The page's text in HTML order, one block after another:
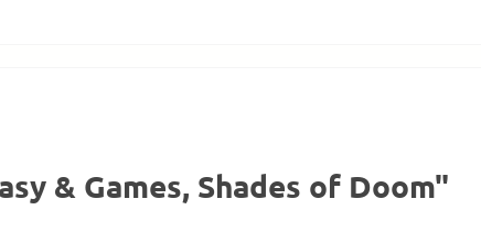
& Games, Shades of Doom"